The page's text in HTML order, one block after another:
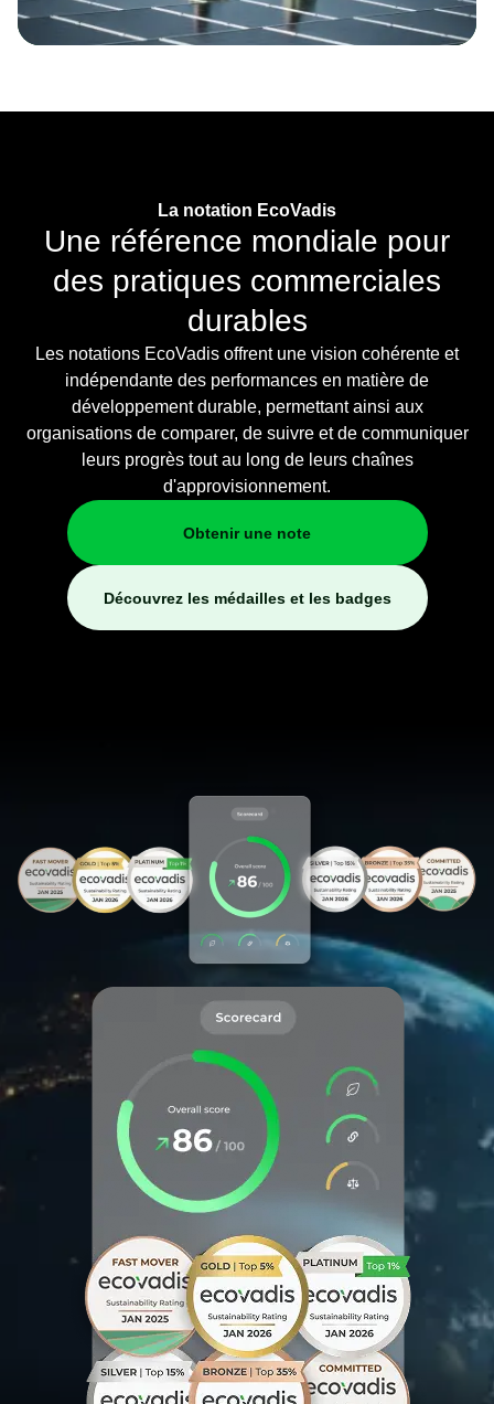
La notation EcoVadis
Une référence mondiale pour
des pratiques commerciales
durables
Les notations EcoVadis offrent une vision cohérente et
indépendante des performances en matière de
développement durable, permettant ainsi aux
organisations de comparer, de suivre et de communiquer
leurs progrès tout au long de leurs chaînes
d'approvisionnement.
Obtenir une note
Découvrez les médailles et les badges